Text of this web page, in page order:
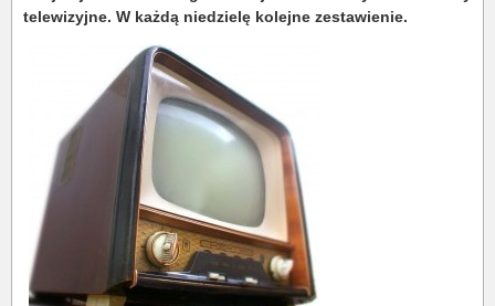
telewizyjne. W każdą niedzielę kolejne zestawienie.